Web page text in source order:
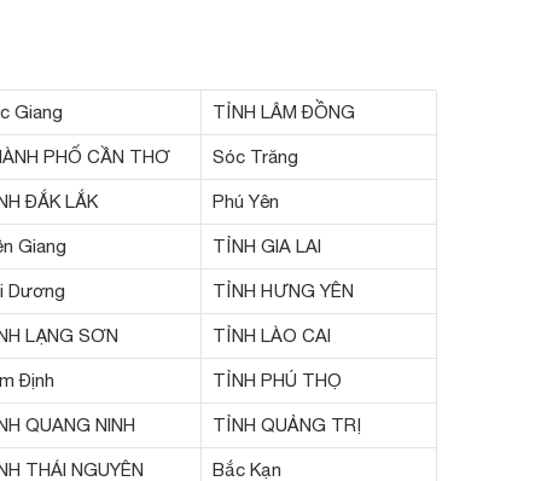
Giang TỈNH LÂM ĐỒNG
PHỐ CẦN THƠ Sóc Trăng
ĐẮK LẮK Phú Yên
Giang TỈNH GIA LAI
Dương TỈNH HƯNG YÊN
LẠNG SƠN TỈNH LÀO CAI
Định TỈNH PHÚ THỌ
QUANG NINH TỈNH QUẢNG TRỊ
THÁI NGUYÊN Bắc Kạn